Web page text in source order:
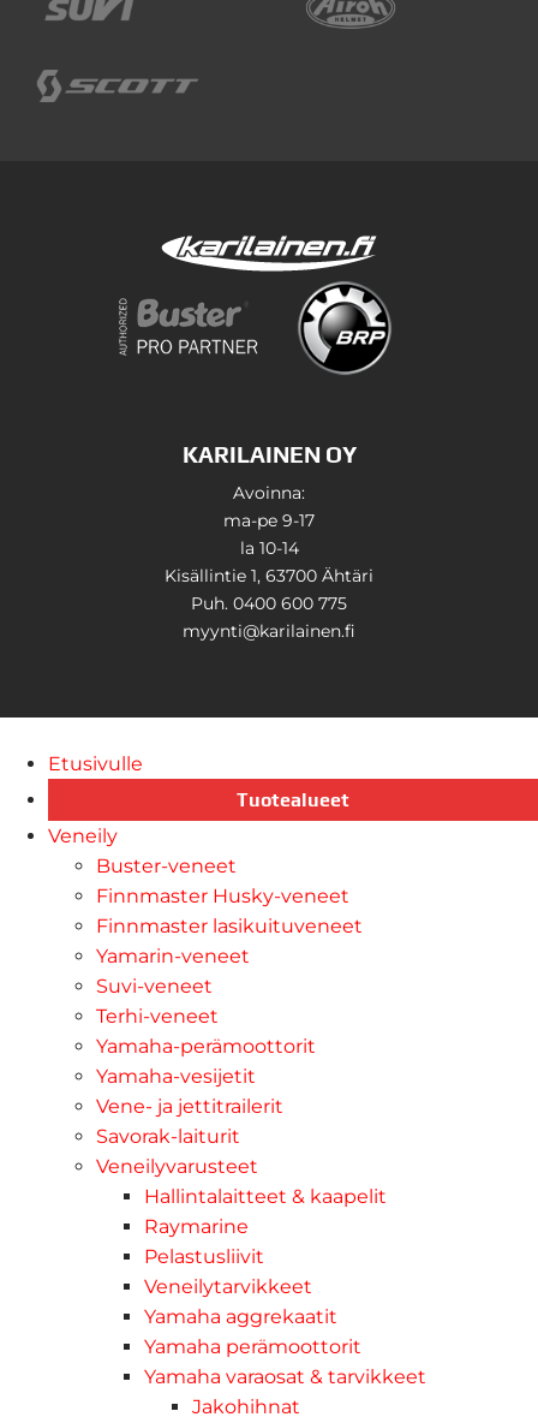
KARILAINEN OY
Avoinna:
ma-pe 9-17
la 10-14
Kisällintie 1, 63700 Ähtäri
Puh. 0400 600 775
myynti@karilainen.fi
Etusivulle
Tuotealueet
Veneily
Buster-veneet
Finnmaster Husky-veneet
Finnmaster lasikuituveneet
Yamarin-veneet
Suvi-veneet
Terhi-veneet
Yamaha-perämoottorit
Yamaha-vesijetit
Vene- ja jettitrailerit
Savorak-laiturit
Veneilyvarusteet
Hallintalaitteet & kaapelit
Raymarine
Pelastusliivit
Veneilytarvikkeet
Yamaha aggrekaatit
Yamaha perämoottorit
Yamaha varaosat & tarvikkeet
Jakohihnat